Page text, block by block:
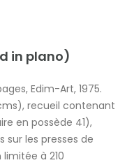
in plano)
Edim-Art, 1975.
recueil contenant
en possède 41),
sur les presses de
à 210